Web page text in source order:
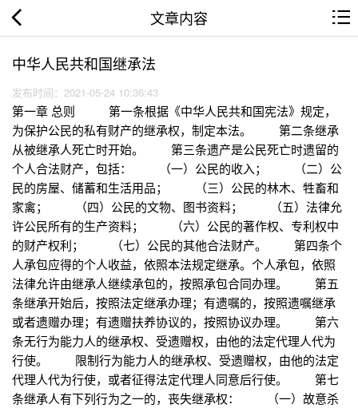
文章内容
中华人民共和国继承法
发布时间：2021-05-24 10:36:43
第一章 总则 第一条根据《中华人民共和国宪法》规定，
为保护公民的私有财产的继承权，制定本法。 第二条继承
从被继承人死亡时开始。 第三条遗产是公民死亡时遗留的
个人合法财产，包括： （一）公民的收入； （二）公
民的房屋、储蓄和生活用品； （三）公民的林木、牲畜和
家禽； （四）公民的文物、图书资料； （五）法律允
许公民所有的生产资料； （六）公民的著作权、专利权中
的财产权利； （七）公民的其他合法财产。 第四条个
人承包应得的个人收益，依照本法规定继承。个人承包，依照
法律允许由继承人继续承包的，按照承包合同办理。 第五
条继承开始后，按照法定继承办理；有遗嘱的，按照遗嘱继承
或者遗赠办理；有遗赠扶养协议的，按照协议办理。 第六
条无行为能力人的继承权、受遗赠权，由他的法定代理人代为
行使。 限制行为能力人的继承权、受遗赠权，由他的法定
代理人代为行使，或者征得法定代理人同意后行使。 第七
条继承人有下列行为之一的，丧失继承权： （一）故意杀